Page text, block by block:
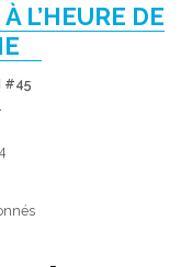
L’HEURE DE
#45